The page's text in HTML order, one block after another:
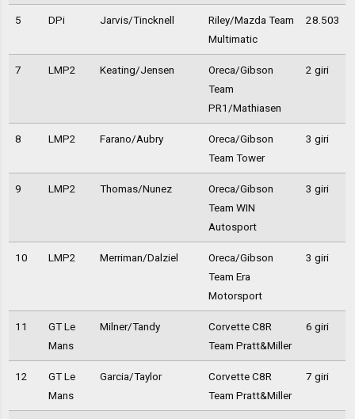
5 DPi Jarvis/Tincknell
Riley/Mazda Team
Multimatic
28.503
7 LMP2 Keating/Jensen
Oreca/Gibson
Team
PR1/Mathiasen
2 giri
8 LMP2 Farano/Aubry
Oreca/Gibson
Team Tower
3 giri
9 LMP2 Thomas/Nunez
Oreca/Gibson
Team WIN
Autosport
3 giri
10 LMP2 Merriman/Dalziel
Oreca/Gibson
Team Era
Motorsport
3 giri
11
GT Le
Mans
Milner/Tandy
Corvette C8R
Team Pratt&Miller
6 giri
12
GT Le
Mans
Garcia/Taylor
Corvette C8R
Team Pratt&Miller
7 giri